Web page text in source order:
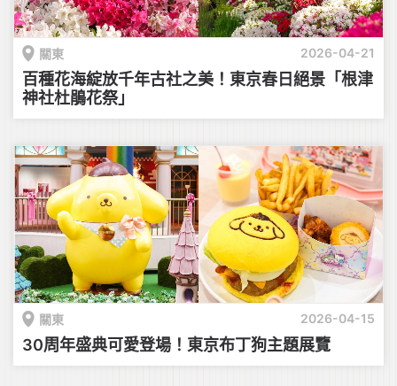
關東 2026-04-21
百種花海綻放千年古社之美！東京春日絕景「根津
神社杜鵑花祭」
關東 2026-04-15
30周年盛典可愛登場！東京布丁狗主題展覽